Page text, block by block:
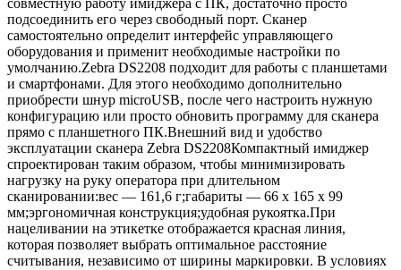
подсоединить его через свободный порт. Сканер
самостоятельно определит интерфейс управляющего
оборудования и применит необходимые настройки по
умолчанию.Zebra DS2208 подходит для работы с планшетами
и смартфонами. Для этого необходимо дополнительно
приобрести шнур microUSB, после чего настроить нужную
конфигурацию или просто обновить программу для сканера
прямо с планшетного ПК.Внешний вид и удобство
эксплуатации сканера Zebra DS2208Компактный имиджер
спроектирован таким образом, чтобы минимизировать
нагрузку на руку оператора при длительном
сканировании:вес — 161,6 г;габариты — 66 x 165 x 99
мм;эргономичная конструкция;удобная рукоятка.При
нацеливании на этикетке отображается красная линия,
которая позволяет выбрать оптимальное расстояние
считывания, независимо от ширины маркировки. В условиях